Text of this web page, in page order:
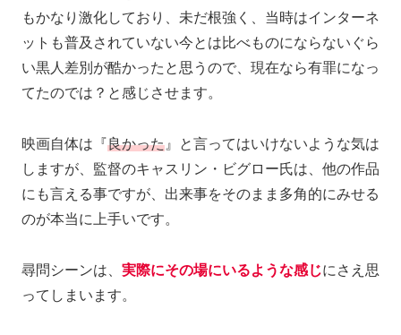
もかなり激化しており、未だ根強く、当時はインターネ
ットも普及されていない今とは比べものにならないぐら
い黒人差別が酷かったと思うので、現在なら有罪になっ
てたのでは？と感じさせます。
映画自体は『良かった 』と言ってはいけないような気は
しますが、監督のキャスリン・ビグロー氏は、他の作品
にも言える事ですが、出来事をそのまま多角的にみせる
のが本当に上手いです。
尋問シーンは、 実際にその場にいるような感じにさえ思
ってしまいます。